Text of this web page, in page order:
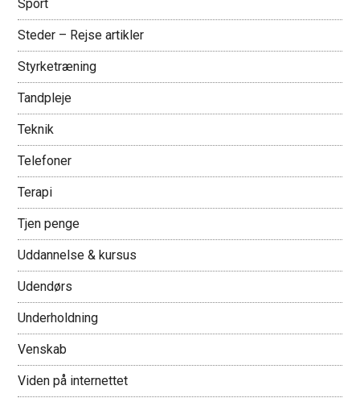
Sport
Steder – Rejse artikler
Styrketræning
Tandpleje
Teknik
Telefoner
Terapi
Tjen penge
Uddannelse & kursus
Udendørs
Underholdning
Venskab
Viden på internettet